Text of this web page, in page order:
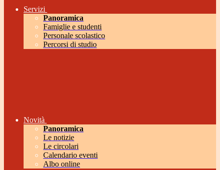
Servizi
Panoramica
Famiglie e studenti
Personale scolastico
Percorsi di studio
Novità
Panoramica
Le notizie
Le circolari
Calendario eventi
Albo online